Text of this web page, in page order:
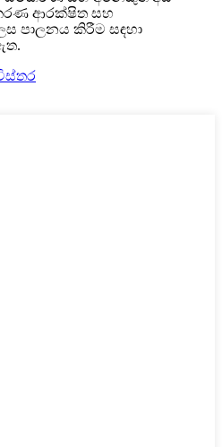
ආරක්ෂිත සහ
පාලනය කිරීම සඳහා